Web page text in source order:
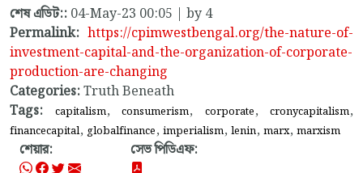
শেষ এডিট:: 04-May-23 00:05 | by 4
Permalink: https://cpimwestbengal.org/the-nature-of-
investment-capital-and-the-organization-of-corporate-
production-are-changing
Categories:Truth Beneath
Tags:
capitalism, consumerism, corporate, cronycapitalism,
financecapital, globalfinance, imperialism, lenin, marx, marxism
শেয়ার: সেভ পিডিএফ: